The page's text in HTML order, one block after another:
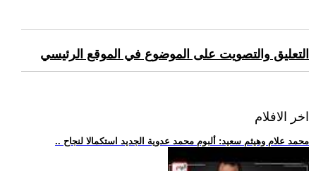
التعليق والتصويت على الموضوع في الموقع الرئيسي
اخر الافلام
.. محمد علام وهيثم سعيد: ألبوم محمد عدوية الجديد استكمالا لنجاح